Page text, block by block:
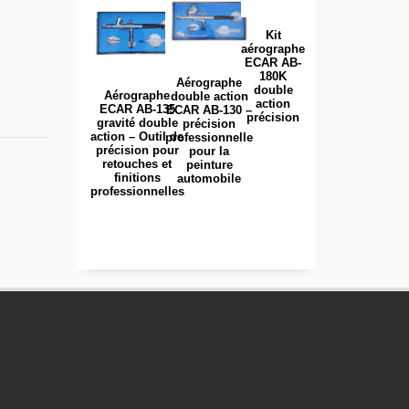
Aérographe
ECAR AB-135
gravité double
action – Outil de
précision pour
retouches et
finitions
professionnelles
Aérographe
double action
ECAR AB-130 –
précision
professionnelle
pour la
peinture
automobile
Kit
aérographe
ECAR AB-
180K
double
action
précision